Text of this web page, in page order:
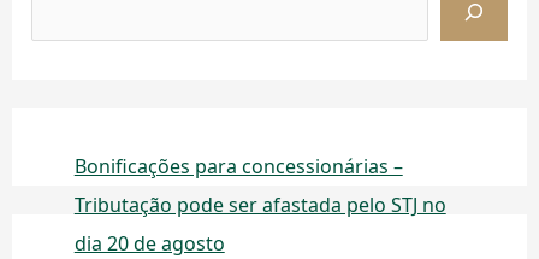
Bonificações para concessionárias –
Tributação pode ser afastada pelo STJ no
dia 20 de agosto